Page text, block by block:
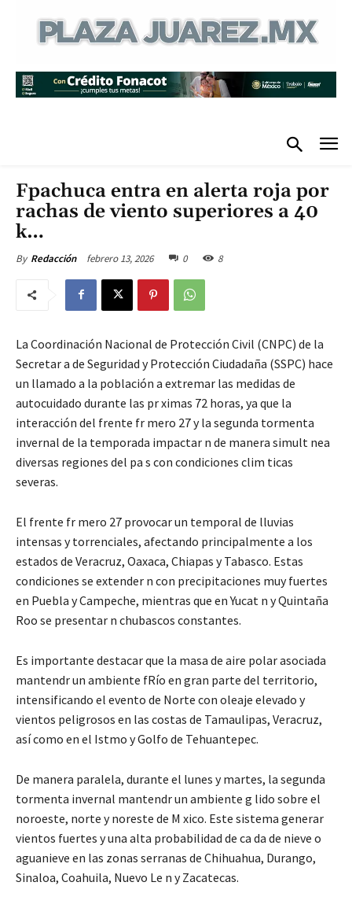
Fpachuca entra en alerta roja por
rachas de viento superiores a 40
k…
By Redacción febrero 13, 2026 0 8
La Coordinación Nacional de Protección Civil (CNPC) de la
Secretar a de Seguridad y Protección Ciudadaña (SSPC) hace
un llamado a la población a extremar las medidas de
autocuidado durante las pr ximas 72 horas, ya que la
interacción del frente fr mero 27 y la segunda tormenta
invernal de la temporada impactar n de manera simult nea
diversas regiones del pa s con condiciones clim ticas
severas.
El frente fr mero 27 provocar un temporal de lluvias
intensas y torrenciales, afectando principalmente a los
estados de Veracruz, Oaxaca, Chiapas y Tabasco. Estas
condiciones se extender n con precipitaciones muy fuertes
en Puebla y Campeche, mientras que en Yucat n y Quintaña
Roo se presentar n chubascos constantes.
Es importante destacar que la masa de aire polar asociada
mantendr un ambiente fRío en gran parte del territorio,
intensificando el evento de Norte con oleaje elevado y
vientos peligrosos en las costas de Tamaulipas, Veracruz,
así como en el Istmo y Golfo de Tehuantepec.
De manera paralela, durante el lunes y martes, la segunda
tormenta invernal mantendr un ambiente g lido sobre el
noroeste, norte y noreste de M xico. Este sistema generar
vientos fuertes y una alta probabilidad de ca da de nieve o
aguanieve en las zonas serranas de Chihuahua, Durango,
Sinaloa, Coahuila, Nuevo Le n y Zacatecas.